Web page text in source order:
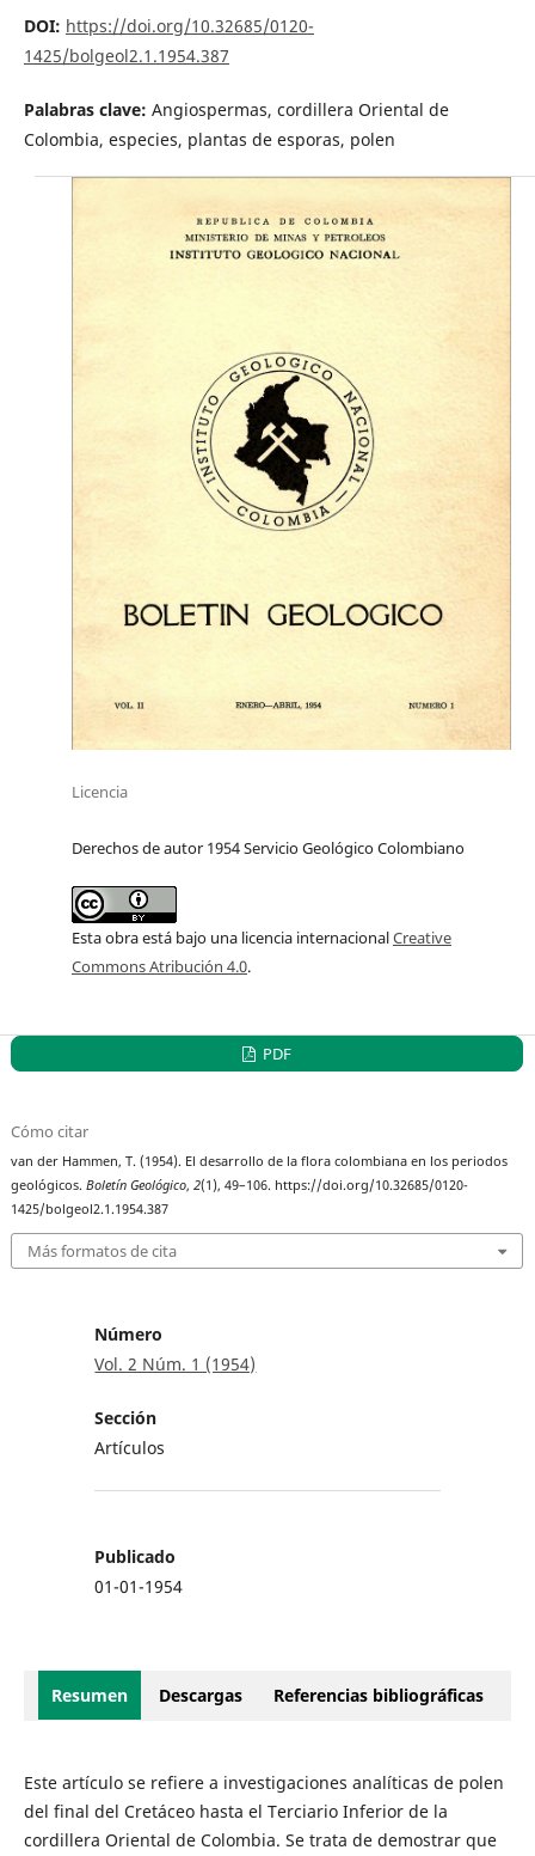
DOI: https://doi.org/10.32685/0120-
1425/bolgeol2.1.1954.387
Palabras clave: Angiospermas, cordillera Oriental de
Colombia, especies, plantas de esporas, polen
Licencia
Derechos de autor 1954 Servicio Geológico Colombiano
Esta obra está bajo una licencia internacionalCreative
Commons Atribución 4.0.
PDF
Cómo citar
van der Hammen, T. (1954). El desarrollo de la flora colombiana en los periodos
geológicos.Boletín Geológico,2(1), 49–106. https://doi.org/10.32685/0120-
1425/bolgeol2.1.1954.387
Más formatos de cita
Número
Vol. 2 Núm. 1 (1954)
Sección
Artículos
Publicado
01-01-1954
Resumen Descargas Referencias bibliográficas
Este artículo se refiere a investigaciones analíticas de polen
del final del Cretáceo hasta el Terciario Inferior de la
cordillera Oriental de Colombia. Se trata de demostrar que